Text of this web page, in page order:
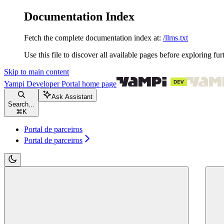
Documentation Index
Fetch the complete documentation index at: /llms.txt
Use this file to discover all available pages before exploring
Skip to main content
Yampi Developer Portal home page
Search...
⌘ K
Ask Assistant
Portal de parceiros
Portal de parceiros